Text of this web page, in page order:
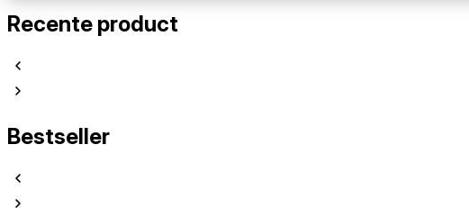
Recente product
Bestseller